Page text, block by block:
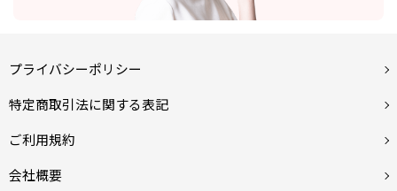
プライバシーポリシー
特定商取引法に関する表記
ご利用規約
会社概要